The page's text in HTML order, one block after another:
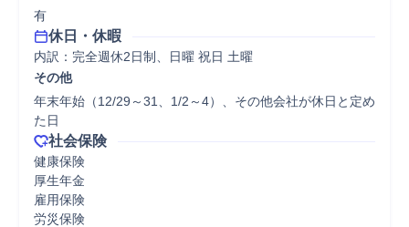
有
休日・休暇
内訳：完全週休2日制、日曜 祝日 土曜
その他
年末年始（12/29～31、1/2～4）、その他会社が休日と定め
た日
社会保険
健康保険
厚生年金
雇用保険
労災保険